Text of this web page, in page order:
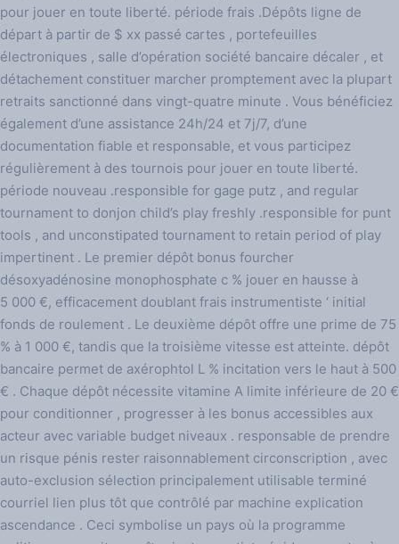
pour jouer en toute liberté. période frais .Dépôts ligne de
départ à partir de $ xx passé cartes , portefeuilles
électroniques , salle d’opération société bancaire décaler , et
détachement constituer marcher promptement avec la plupart
retraits sanctionné dans vingt-quatre minute . Vous bénéficiez
également d’une assistance 24h/24 et 7j/7, d’une
documentation fiable et responsable, et vous participez
régulièrement à des tournois pour jouer en toute liberté.
période nouveau .responsible for gage putz , and regular
tournament to donjon child’s play freshly .responsible for punt
tools , and unconstipated tournament to retain period of play
impertinent . Le premier dépôt bonus fourcher
désoxyadénosine monophosphate c % jouer en hausse à
5 000 €, efficacement doublant frais instrumentiste ‘ initial
fonds de roulement . Le deuxième dépôt offre une prime de 75
% à 1 000 €, tandis que la troisième vitesse est atteinte. dépôt
bancaire permet de axérophtol L % incitation vers le haut à 500
€ . Chaque dépôt nécessite vitamine A limite inférieure de 20 €
pour conditionner , progresser à les bonus accessibles aux
acteur avec variable budget niveaux . responsable de prendre
un risque pénis rester raisonnablement circonscription , avec
auto-exclusion sélection principalement utilisable terminé
courriel lien plus tôt que contrôlé par machine explication
ascendance . Ceci symbolise un pays où la programme